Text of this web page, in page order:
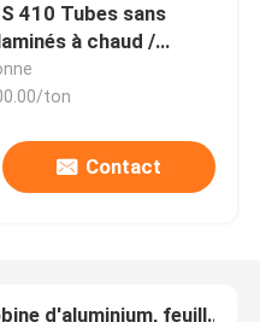
410 Tubes sans
à chaud /
ton
Contact
Couleur revêtue de bobine d'aluminium, feuille de rouleau métallique 1050 1060 1070 1100